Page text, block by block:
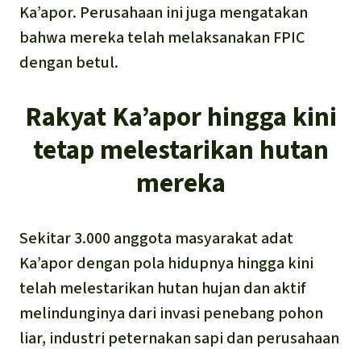
Ka’apor. Perusahaan ini juga mengatakan
bahwa mereka telah melaksanakan FPIC
dengan betul.
Rakyat Ka’apor hingga kini
tetap melestarikan hutan
mereka
Sekitar 3.000 anggota masyarakat adat
Ka’apor dengan pola hidupnya hingga kini
telah melestarikan hutan hujan dan aktif
melindunginya dari invasi penebang pohon
liar, industri peternakan sapi dan perusahaan